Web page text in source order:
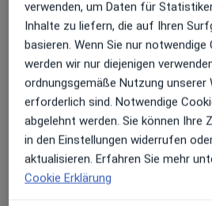
Kieferorthopädie für Kinder
Die nachwachsenden festen
bei Kindern auch schief
Zahnfehlstellungen im
häufiger als man denkt und
kosmetisches Problem dar. Die
anderen Zähnen Platz
unangenehmen Druck- und
Gebiss führt.
verwenden, um Daten für
Inhalte zu liefern, die auf Ihren
basieren. Wenn Sie nur
werden wir nur diejenigen
ordnungsgemäße Nutzung unserer
erforderlich sind. Notwendige
abgelehnt werden. Sie können Ihre
in den Einstellungen widerrufen
aktualisieren. Erfahren Sie mehr
Cookie Erklärung